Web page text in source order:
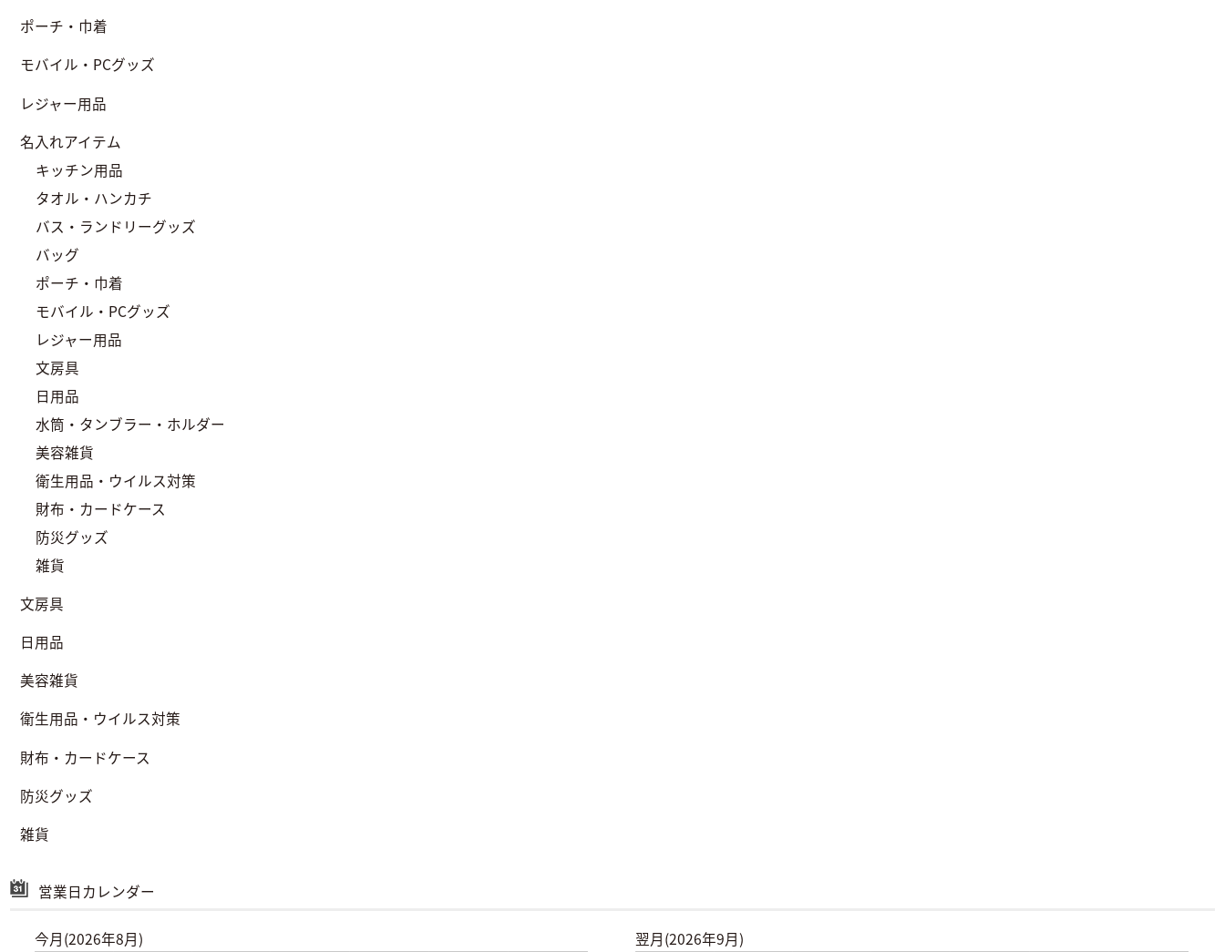
ポーチ・巾着
モバイル・PCグッズ
レジャー用品
名入れアイテム
キッチン用品
タオル・ハンカチ
バス・ランドリーグッズ
バッグ
ポーチ・巾着
モバイル・PCグッズ
レジャー用品
文房具
日用品
水筒・タンブラー・ホルダー
美容雑貨
衛生用品・ウイルス対策
財布・カードケース
防災グッズ
雑貨
文房具
日用品
美容雑貨
衛生用品・ウイルス対策
財布・カードケース
防災グッズ
雑貨
営業日カレンダー
今月(2026年8月)
翌月(2026年9月)